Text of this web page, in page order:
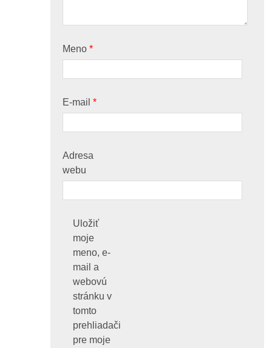
Meno*
E-mail*
Adresa
webu
Uložiť
moje
meno, e-
mail a
webovú
stránku v
tomto
prehliadači
pre moje